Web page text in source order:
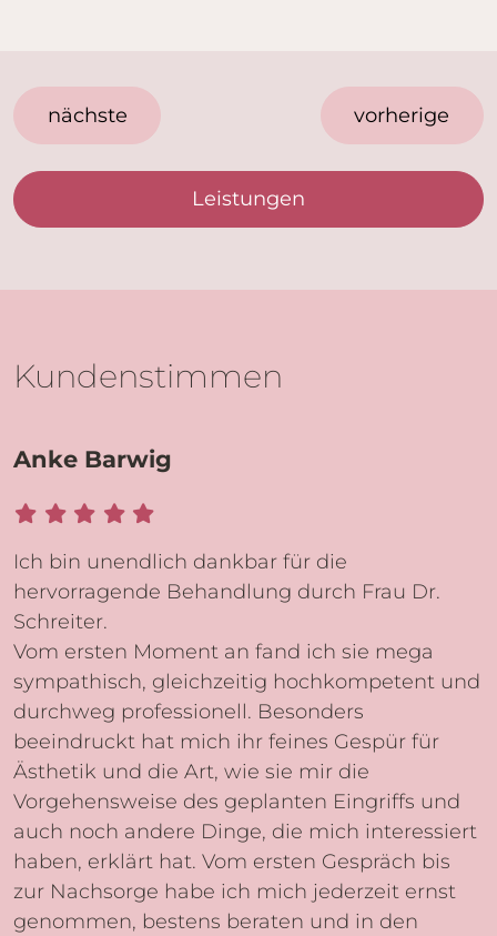
Leistungen
nächste vorherige
Kundenstimmen
Anke Barwig
Ich bin unendlich dankbar für die
hervorragende Behandlung durch Frau Dr.
Schreiter.
Vom ersten Moment an fand ich sie mega
sympathisch, gleichzeitig hochkompetent und
durchweg professionell. Besonders
beeindruckt hat mich ihr feines Gespür für
Ästhetik und die Art, wie sie mir die
Vorgehensweise des geplanten Eingriffs und
auch noch andere Dinge, die mich interessiert
haben, erklärt hat. Vom ersten Gespräch bis
zur Nachsorge habe ich mich jederzeit ernst
genommen, bestens beraten und in den